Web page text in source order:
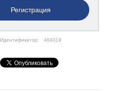
Регистрация
Идентификатор: 464019